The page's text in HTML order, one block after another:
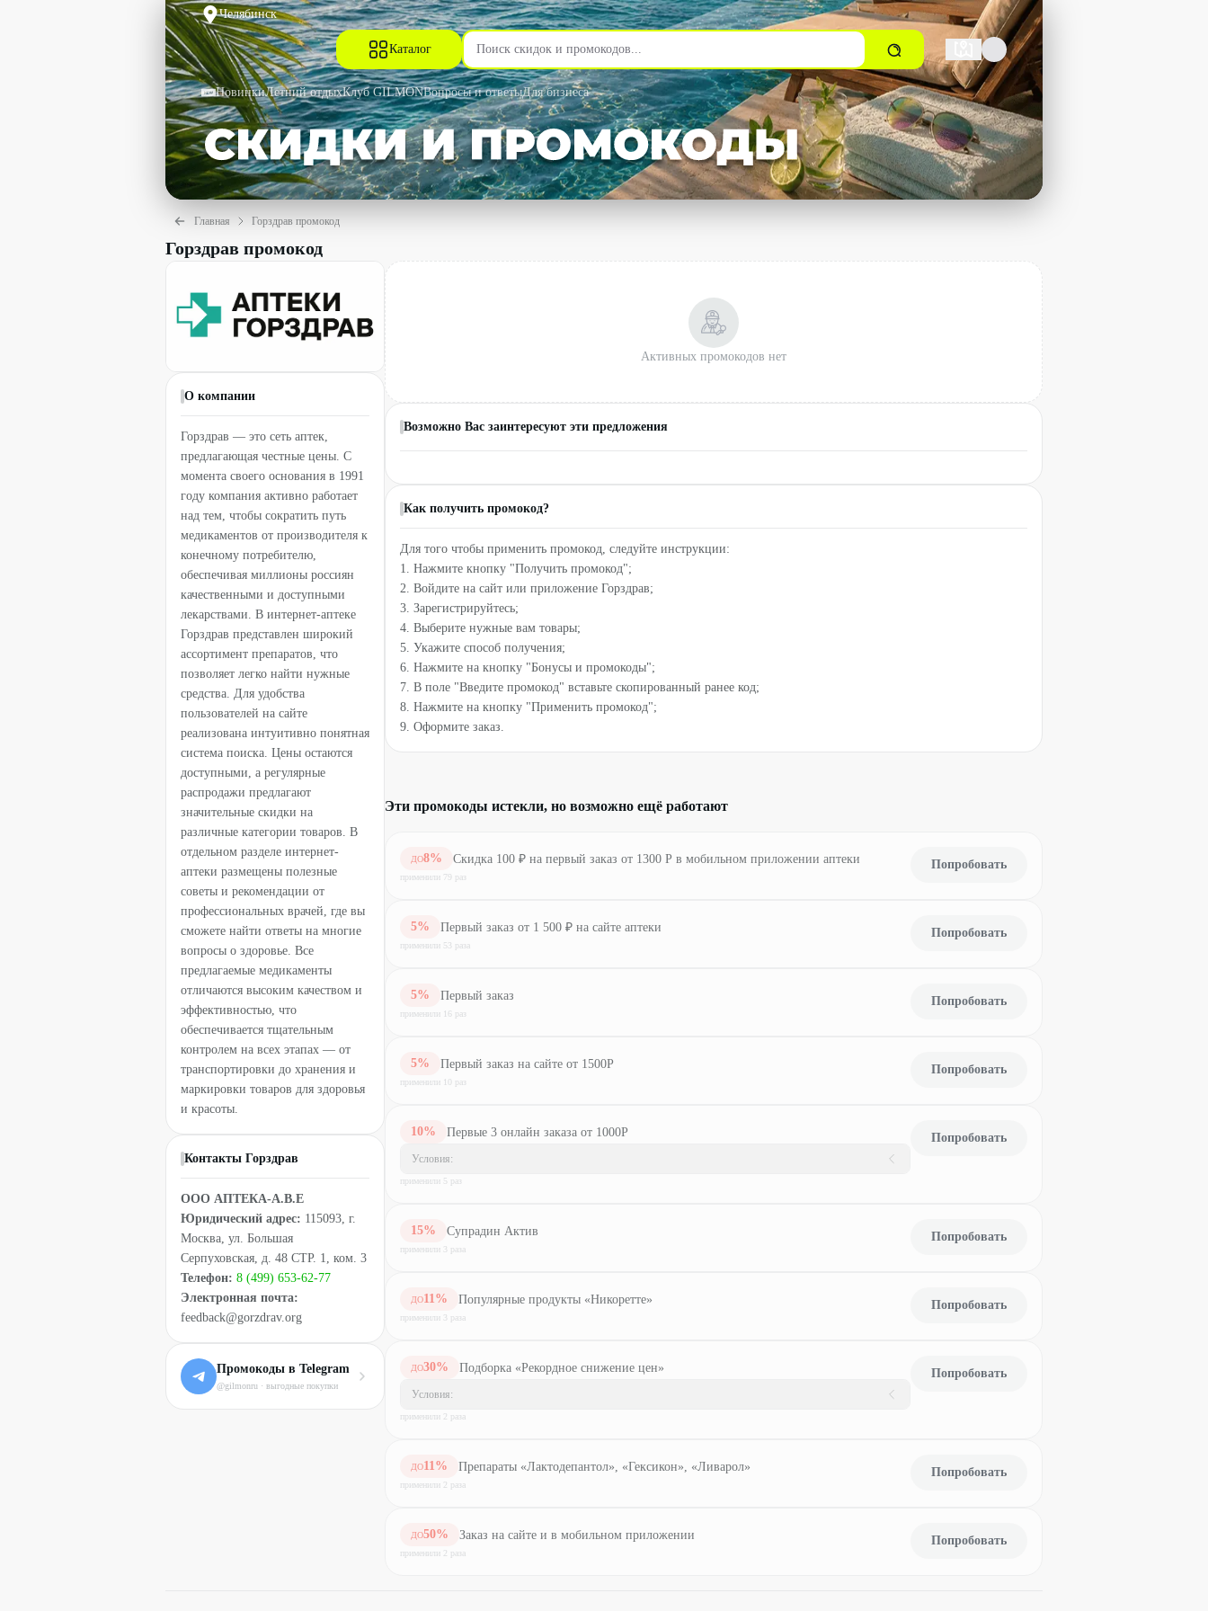
Челябинск
Каталог
НовинкиЛетний отдыхКлуб GILMONВопросы и ответыДля бизнеса
Главная Горздрав промокод
Горздрав промокод
О компании
Горздрав — это сеть аптек,
предлагающая честные цены. С
момента своего основания в 1991
году компания активно работает
над тем, чтобы сократить путь
медикаментов от производителя к
конечному потребителю,
обеспечивая миллионы россиян
качественными и доступными
лекарствами. В интернет-аптеке
Горздрав представлен широкий
ассортимент препаратов, что
позволяет легко найти нужные
средства. Для удобства
пользователей на сайте
реализована интуитивно понятная
система поиска. Цены остаются
доступными, а регулярные
распродажи предлагают
значительные скидки на
различные категории товаров. В
отдельном разделе интернет-
аптеки размещены полезные
советы и рекомендации от
профессиональных врачей, где вы
сможете найти ответы на многие
вопросы о здоровье. Все
предлагаемые медикаменты
отличаются высоким качеством и
эффективностью, что
обеспечивается тщательным
контролем на всех этапах — от
транспортировки до хранения и
маркировки товаров для здоровья
и красоты.
Контакты Горздрав
ООО АПТЕКА-А.В.Е
Юридический адрес: 115093, г.
Москва, ул. Большая
Серпуховская, д. 48 СТР. 1, ком. 3
Телефон: 8 (499) 653-62-77
Электронная почта:
feedback@gorzdrav.org
Промокоды в Telegram
@gilmonru · выгодные покупки
Активных промокодов нет
Возможно Вас заинтересуют эти предложения
Как получить промокод?
Для того чтобы применить промокод, следуйте инструкции:
1. Нажмите кнопку "Получить промокод";
2. Войдите на сайт или приложение Горздрав;
3. Зарегистрируйтесь;
4. Выберите нужные вам товары;
5. Укажите способ получения;
6. Нажмите на кнопку "Бонусы и промокоды";
7. В поле "Введите промокод" вставьте скопированный ранее код;
8. Нажмите на кнопку "Применить промокод";
9. Оформите заказ.
Эти промокоды истекли, но возможно ещё работают
ДО8% Скидка 100 ₽ на первый заказ от 1300 Р в мобильном приложении аптеки
применили 79 раз
Попробовать
5% Первый заказ от 1 500 ₽ на сайте аптеки
применили 53 раз а
Попробовать
5% Первый заказ
применили 16 раз
Попробовать
5% Первый заказ на сайте от 1500Р
применили 10 раз
Попробовать
10% Первые 3 онлайн заказа от 1000Р
Условия:
применили 5 раз
Попробовать
15% Супрадин Актив
применили 3 раз а
Попробовать
ДО11% Популярные продукты «Никоретте»
применили 3 раз а
Попробовать
ДО30% Подборка «Рекордное снижение цен»
Условия:
применили 2 раз а
Попробовать
ДО11% Препараты «Лактодепантол», «Гексикон», «Ливарол»
применили 2 раз а
Попробовать
ДО50% Заказ на сайте и в мобильном приложении
применили 2 раз а
Попробовать